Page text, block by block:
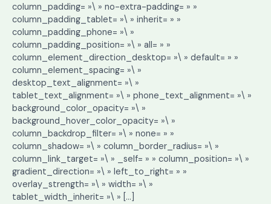
column_padding= »\ » no-extra-padding= » »
column_padding_tablet= »\ » inherit= » »
column_padding_phone= »\ »
column_padding_position= »\ » all= » »
column_element_direction_desktop= »\ » default= » »
column_element_spacing= »\ »
desktop_text_alignment= »\ »
tablet_text_alignment= »\ » phone_text_alignment= »\ »
background_color_opacity= »\ »
background_hover_color_opacity= »\ »
column_backdrop_filter= »\ » none= » »
column_shadow= »\ » column_border_radius= »\ »
column_link_target= »\ » _self= » » column_position= »\ »
gradient_direction= »\ » left_to_right= » »
overlay_strength= »\ » width= »\ »
tablet_width_inherit= »\ » […]